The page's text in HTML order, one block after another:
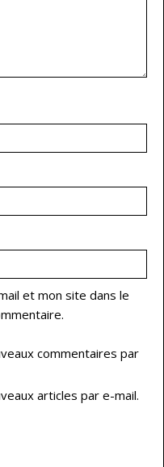
et mon site dans le
commentaires par
articles par e-mail.